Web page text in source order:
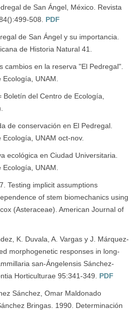
de San Ángel, México. Revista
508. PDF
de San Ángel y su importancia.
de Historia Natural 41.
cambios en la reserva "El Pedregal".
UNAM.
del Centro de Ecología,
de conservación en El Pedregal.
UNAM oct-nov.
ecológica en Ciudad Universitaria.
UNAM.
Testing implicit assumptions
of stem biomechanics using
(Asteraceae). American Journal of
K. Duvala, A. Vargas y J. Márquez-
morphogenetic responses in long-
san-Ángelensis Sánchez-
Horticulturae 95:341-349. PDF
Sánchez, Omar Maldonado
Bringas. 1990. Determinación